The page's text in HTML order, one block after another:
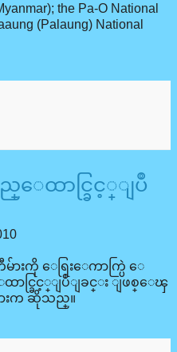
the Pa-O National
(Palaung) National
ည္ေထာင္ခြင့္ျပဳ
းကို ေရြးေကာက္ပြဲ ေ
ာင္ခြင့္ျပဳျခင္း ျဖစ္ေၾ
းက ဆိုသည္။